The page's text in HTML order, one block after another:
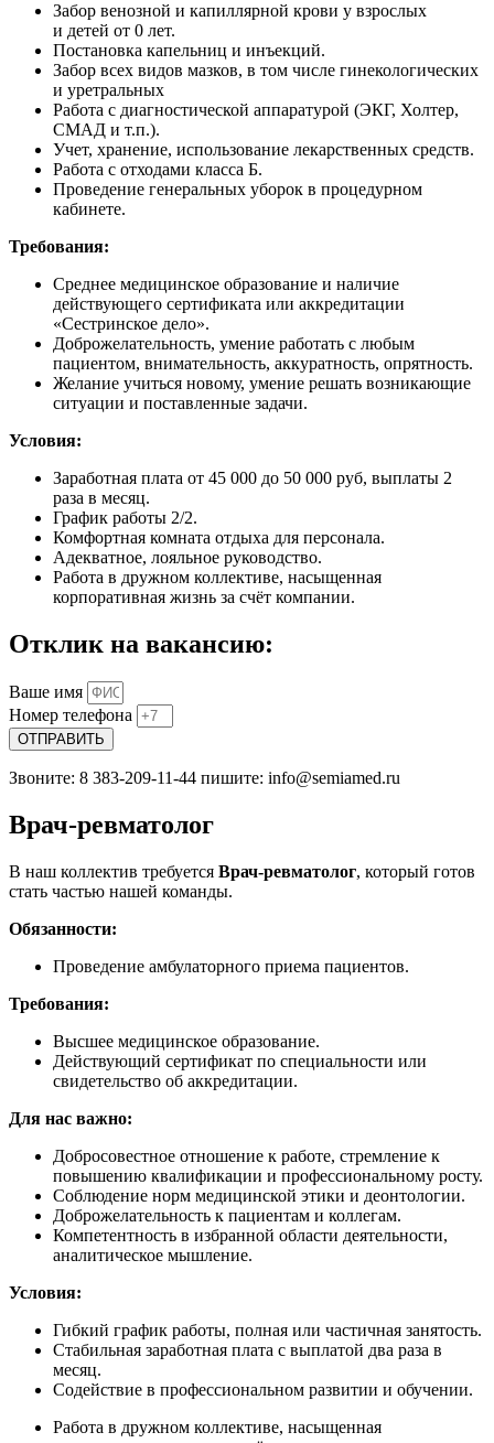
Забор венозной и капиллярной крови у взрослых
и детей от 0 лет.
Постановка капельниц и инъекций.
Забор всех видов мазков, в том числе гинекологических
и уретральных
Работа с диагностической аппаратурой (ЭКГ, Холтер,
СМАД и т.п.).
Учет, хранение, использование лекарственных средств.
Работа с отходами класса Б.
Проведение генеральных уборок в процедурном
кабинете.
Требования:
Среднее медицинское образование и наличие
действующего сертификата или аккредитации
«Сестринское дело».
Доброжелательность, умение работать с любым
пациентом, внимательность, аккуратность, опрятность.
Желание учиться новому, умение решать возникающие
ситуации и поставленные задачи.
Условия:
Заработная плата от 45 000 до 50 000 руб, выплаты 2
раза в месяц.
График работы 2/2.
Комфортная комната отдыха для персонала.
Адекватное, лояльное руководство.
Работа в дружном коллективе, насыщенная
корпоративная жизнь за счёт компании.
Отклик на вакансию:
Ваше имя
Номер телефона
ОТПРАВИТЬ
Звоните: 8 383-209-11-44 пишите: info@semiamed.ru
Врач-ревматолог
В наш коллектив требуется Врач-ревматолог, который готов
стать частью нашей команды.
Обязанности:
Проведение амбулаторного приема пациентов.
Требования:
Высшее медицинское образование.
Действующий сертификат по специальности или
свидетельство об аккредитации.
Для нас важно:
Добросовестное отношение к работе, стремление к
повышению квалификации и профессиональному росту.
Соблюдение норм медицинской этики и деонтологии.
Доброжелательность к пациентам и коллегам.
Компетентность в избранной области деятельности,
аналитическое мышление.
Условия:
Гибкий график работы, полная или частичная занятость.
Стабильная заработная плата с выплатой два раза в
месяц.
Содействие в профессиональном развитии и обучении.
Работа в дружном коллективе, насыщенная